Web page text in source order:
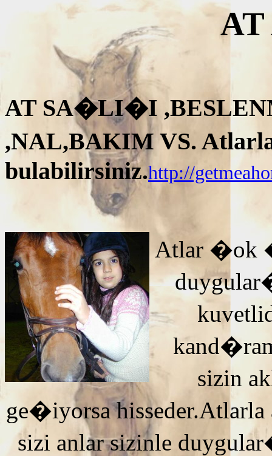
AT SA�LI�I
,NAL,BAKIM VS.
bulabilirsiniz.http://
Atlar �ok
sizin
ge�iyorsa
sizi anlar sizinle